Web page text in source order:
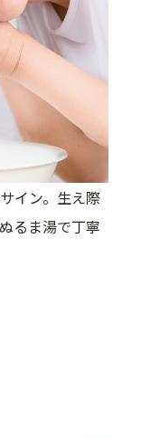
イン。生え際
るま湯で丁寧